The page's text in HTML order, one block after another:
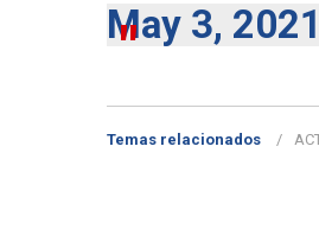
May 3, 2021
Temas relacionados